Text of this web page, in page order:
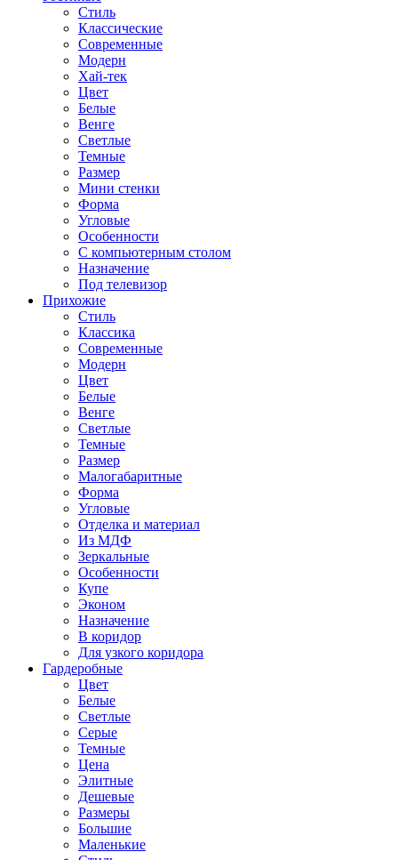
Стиль
Классические
Современные
Модерн
Хай-тек
Цвет
Белые
Венге
Светлые
Темные
Размер
Мини стенки
Форма
Угловые
Особенности
С компьютерным столом
Назначение
Под телевизор
Прихожие
Стиль
Классика
Современные
Модерн
Цвет
Белые
Венге
Светлые
Темные
Размер
Малогабаритные
Форма
Угловые
Отделка и материал
Из МДФ
Зеркальные
Особенности
Купе
Эконом
Назначение
В коридор
Для узкого коридора
Гардеробные
Цвет
Белые
Светлые
Серые
Темные
Цена
Элитные
Дешевые
Размеры
Большие
Маленькие